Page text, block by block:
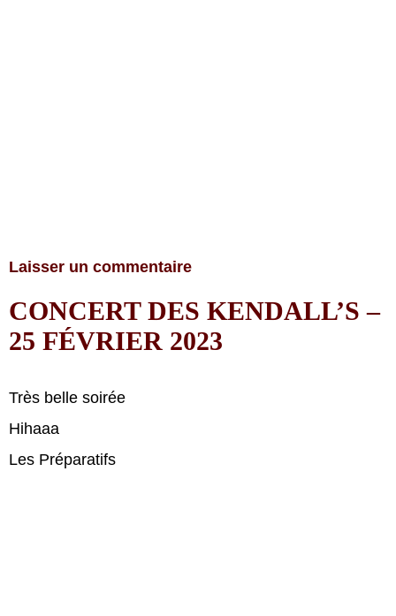
Laisser un commentaire
CONCERT DES KENDALL’S –
25 FÉVRIER 2023
Très belle soirée
Hihaaa
Les Préparatifs